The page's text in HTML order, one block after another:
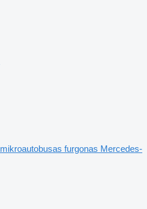
mikroautobusas furgonas Mercedes-